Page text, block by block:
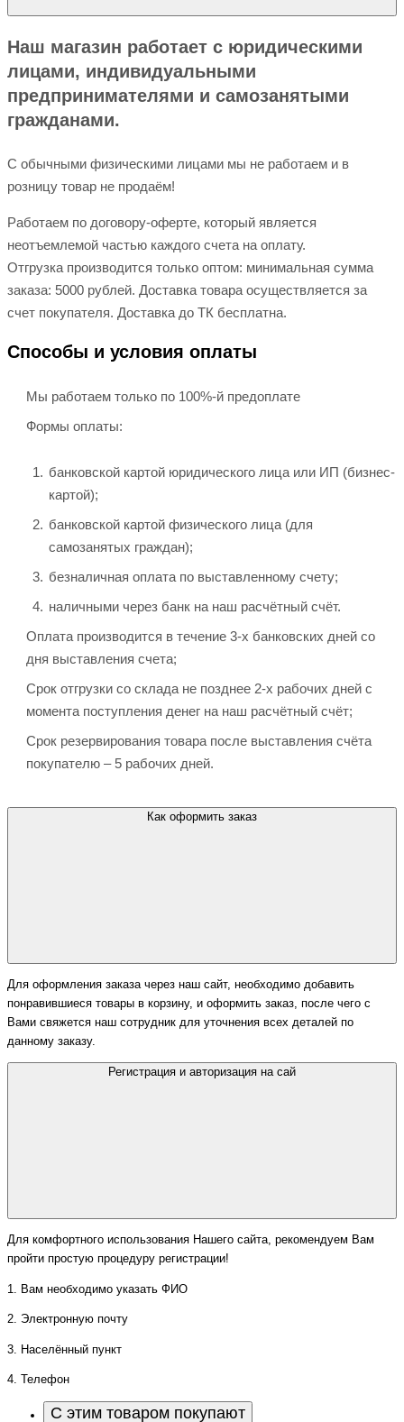
Наш магазин работает с юридическими
лицами, индивидуальными
предпринимателями и самозанятыми
гражданами.
С обычными физическими лицами мы не работаем и в
розницу товар не продаём!
Работаем по договору-оферте, который является
неотъемлемой частью каждого счета на оплату.
Отгрузка производится только оптом: минимальная сумма
заказа: 5000 рублей. Доставка товара осуществляется за
счет покупателя. Доставка до ТК бесплатна.
Способы и условия оплаты
Мы работаем только по 100%-й предоплате
Формы оплаты:
банковской картой юридического лица или ИП (бизнес-
картой);
банковской картой физического лица (для
самозанятых граждан);
безналичная оплата по выставленному счету;
наличными через банк на наш расчётный счёт.
Оплата производится в течение 3-х банковских дней со
дня выставления счета;
Срок отгрузки со склада не позднее 2-х рабочих дней с
момента поступления денег на наш расчётный счёт;
Срок резервирования товара после выставления счёта
покупателю – 5 рабочих дней.
Как оформить заказ
Для оформления заказа через наш сайт, необходимо добавить
понравившиеся товары в корзину, и оформить заказ, после чего с
Вами свяжется наш сотрудник для уточнения всех деталей по
данному заказу.
Регистрация и авторизация на сай
Для комфортного использования Нашего сайта, рекомендуем Вам
пройти простую процедуру регистрации!
1. Вам необходимо указать ФИО
2. Электронную почту
3. Населённый пункт
4. Телефон
С этим товаром покупают